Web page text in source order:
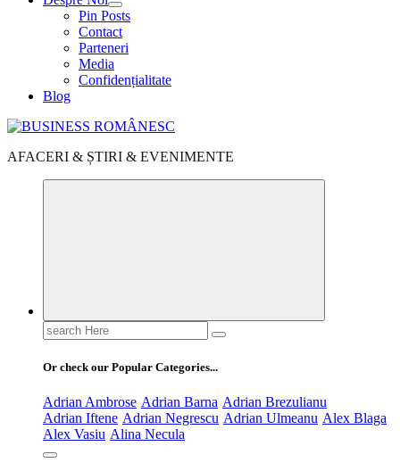
Pin Posts
Contact
Parteneri
Media
Confidențialitate
Blog
AFACERI & ȘTIRI & EVENIMENTE
Search
for:
Or check our Popular Categories...
Adrian Ambrose Adrian Barna Adrian Brezulianu
Adrian Iftene Adrian Negrescu Adrian Ulmeanu Alex Blaga
Alex Vasiu Alina Necula